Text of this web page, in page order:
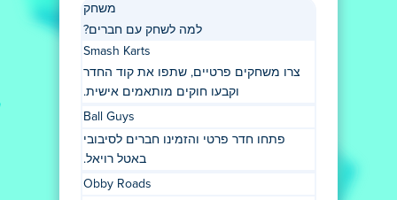
משחק
למה לשחק עם חברים?
Smash Karts
צרו משחקים פרטיים, שתפו את קוד החדר
וקבעו חוקים מותאמים אישית.
Ball Guys
פתחו חדר פרטי והזמינו חברים לסיבובי
באטל רויאל.
Obby Roads